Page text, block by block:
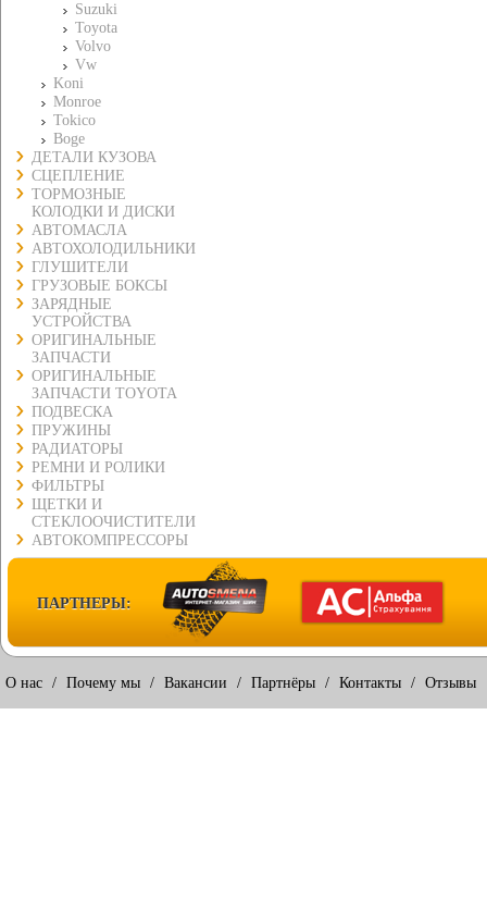
Suzuki
Toyota
Volvo
Vw
Koni
Monroe
Tokico
Boge
ДЕТАЛИ КУЗОВА
СЦЕПЛЕНИЕ
ТОРМОЗНЫЕ
КОЛОДКИ И ДИСКИ
АВТОМАСЛА
АВТОХОЛОДИЛЬНИКИ
ГЛУШИТЕЛИ
ГРУЗОВЫЕ БОКСЫ
ЗАРЯДНЫЕ
УСТРОЙСТВА
ОРИГИНАЛЬНЫЕ
ЗАПЧАСТИ
ОРИГИНАЛЬНЫЕ
ЗАПЧАСТИ TOYOTA
ПОДВЕСКА
ПРУЖИНЫ
РАДИАТОРЫ
РЕМНИ И РОЛИКИ
ФИЛЬТРЫ
ЩЕТКИ И
СТЕКЛООЧИСТИТЕЛИ
АВТОКОМПРЕССОРЫ
ПАРТНЕРЫ:
О нас / Почему мы / Вакансии / Партнёры / Контакты / Отзывы